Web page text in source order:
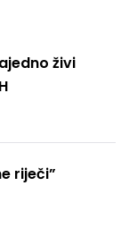
živi
riječi”